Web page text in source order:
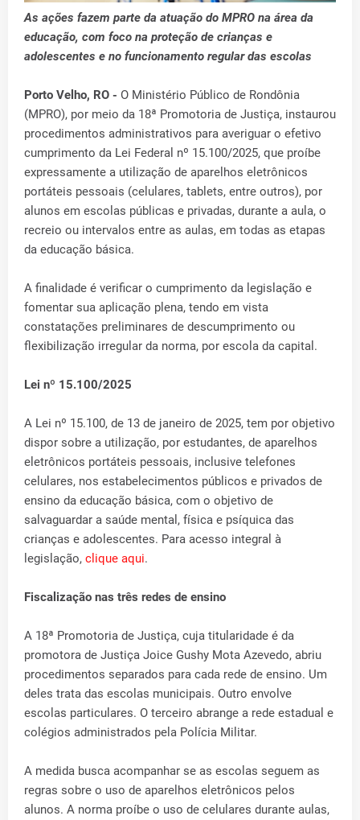
As ações fazem parte da atuação do MPRO na área da
educação, com foco na proteção de crianças e
adolescentes e no funcionamento regular das escolas
Porto Velho, RO - O Ministério Público de Rondônia
(MPRO), por meio da 18ª Promotoria de Justiça, instaurou
procedimentos administrativos para averiguar o efetivo
cumprimento da Lei Federal nº 15.100/2025, que proíbe
expressamente a utilização de aparelhos eletrônicos
portáteis pessoais (celulares, tablets, entre outros), por
alunos em escolas públicas e privadas, durante a aula, o
recreio ou intervalos entre as aulas, em todas as etapas
da educação básica.
A finalidade é verificar o cumprimento da legislação e
fomentar sua aplicação plena, tendo em vista
constatações preliminares de descumprimento ou
flexibilização irregular da norma, por escola da capital.
Lei nº 15.100/2025
A Lei nº 15.100, de 13 de janeiro de 2025, tem por objetivo
dispor sobre a utilização, por estudantes, de aparelhos
eletrônicos portáteis pessoais, inclusive telefones
celulares, nos estabelecimentos públicos e privados de
ensino da educação básica, com o objetivo de
salvaguardar a saúde mental, física e psíquica das
crianças e adolescentes. Para acesso integral à
legislação, clique aqui.
Fiscalização nas três redes de ensino
A 18ª Promotoria de Justiça, cuja titularidade é da
promotora de Justiça Joice Gushy Mota Azevedo, abriu
procedimentos separados para cada rede de ensino. Um
deles trata das escolas municipais. Outro envolve
escolas particulares. O terceiro abrange a rede estadual e
colégios administrados pela Polícia Militar.
A medida busca acompanhar se as escolas seguem as
regras sobre o uso de aparelhos eletrônicos pelos
alunos. A norma proíbe o uso de celulares durante aulas,